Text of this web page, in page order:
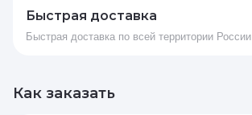
Быстрая доставка
Быстрая доставка по всей территории России
Как заказать